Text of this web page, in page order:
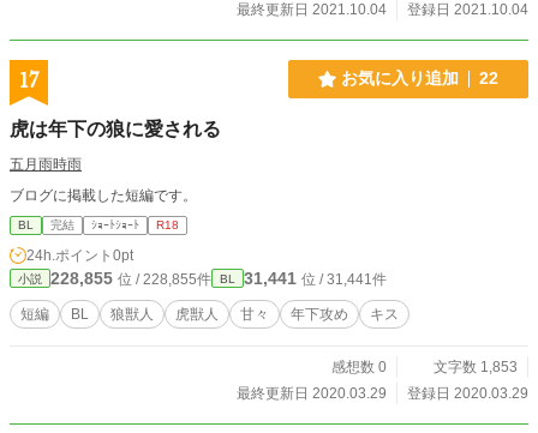
最終更新日 2021.10.04 登録日 2021.10.04
17 お気に入り追加 22
虎は年下の狼に愛される
五月雨時雨
ブログに掲載した短編です。
BL 完結 ｼｮｰﾄｼｮｰﾄ R18
24h.ポイント 0pt
小説 228,855 位 / 228,855件 BL 31,441 位 / 31,441件
短編 BL 狼獣人 虎獣人 甘々 年下攻め キス
感想数 0
文字数 1,853
最終更新日 2020.03.29
登録日 2020.03.29